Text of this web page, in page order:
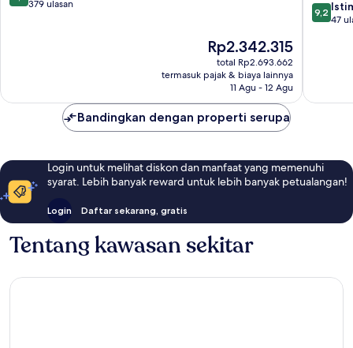
Point
dari379 ulasan
Harga
sekarang
Rp2.342.315
Rp2.342.315
total Rp2.693.662
termasuk pajak & biaya lainnya
11 Agu - 12 Agu
Sea
9.2
dari
9,2
47
Bandingkan dengan properti serupa
Login untuk melihat diskon dan manfaat yang memenuhi
syarat. Lebih banyak reward untuk lebih banyak petualangan!
Login Daftar sekarang, gratis
Tentang kawasan sekitar